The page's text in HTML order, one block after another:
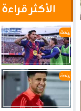
الأكثر قراءة
رياضة
رياضة